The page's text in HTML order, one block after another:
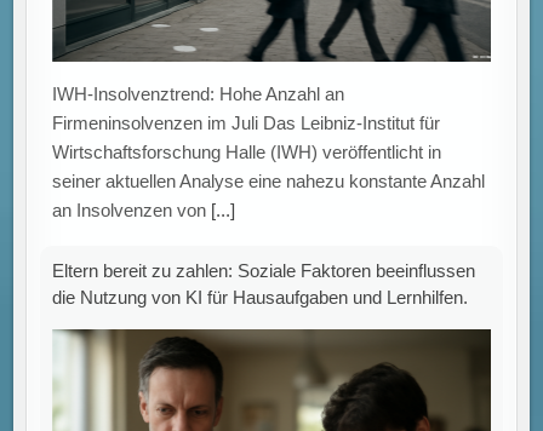
IWH-Insolvenztrend: Hohe Anzahl an
Firmeninsolvenzen im Juli Das Leibniz-Institut für
Wirtschaftsforschung Halle (IWH) veröffentlicht in
seiner aktuellen Analyse eine nahezu konstante Anzahl
an Insolvenzen von [...]
Eltern bereit zu zahlen: Soziale Faktoren beeinflussen
die Nutzung von KI für Hausaufgaben und Lernhilfen.